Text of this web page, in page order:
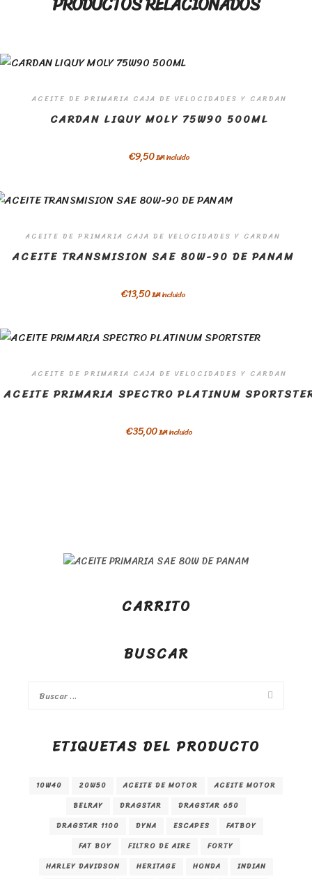
ACEITE DE PRIMARIA CAJA DE VELOCIDADES Y CARDAN
CARDAN LIQUY MOLY 75W90 500ML
€9,50IVA incluido
ACEITE DE PRIMARIA CAJA DE VELOCIDADES Y CARDAN
ACEITE TRANSMISION SAE 80W-90 DE PANAM
€13,50IVA incluido
ACEITE DE PRIMARIA CAJA DE VELOCIDADES Y CARDAN
ACEITE PRIMARIA SPECTRO PLATINUM
€35,00IVA incluido
CARRITO
BUSCAR
ETIQUETAS DEL PRODUCTO
10W40 20W50 ACEITE DE MOTOR
ACEITE MOTOR
BELRAY
DRAGSTAR
DRAGSTAR 650
DRAGSTAR 1100
DYNA ESCAPES
FATBOY
FAT BOY
FILTRO DE AIRE
FORTY
HARLEY DAVIDSON
HERITAGE HONDA
INDIAN